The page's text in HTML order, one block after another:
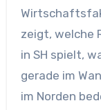
zeigt, welche
in SH spielt,
gerade im
im Norden